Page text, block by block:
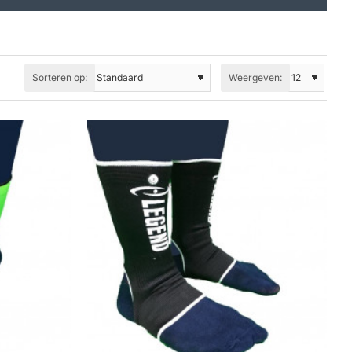
Sorteren op: Weergeven: